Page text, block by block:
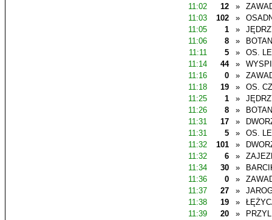
11:02
12 »
11:03
102 »
11:05
1 »
11:06
8 »
11:11
5 »
OS.
11:14
44 »
11:16
0 »
11:18
19 »
OS.
11:25
1 »
11:26
8 »
11:31
17 »
11:31
5 »
OS.
11:32
101 »
11:32
6 »
11:34
30 »
11:36
0 »
11:37
27 »
11:38
19 »
11:39
20 »